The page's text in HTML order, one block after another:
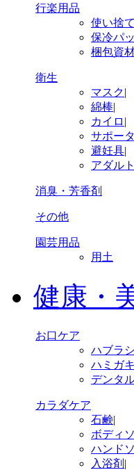
行楽用品
使い捨て
保冷パ
梱包資
衛生
マスク|
綿棒|
カイロ |
サポー
避妊具|
アダルト
消臭・芳香剤
その他
園芸用品
用土
健康・
お口ケア
ハブラシ
ハミガキ
デンタ
カラダケア
石鹸|
ボディ
ハンド
入浴剤 |